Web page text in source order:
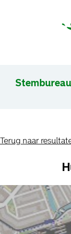
Terug naar